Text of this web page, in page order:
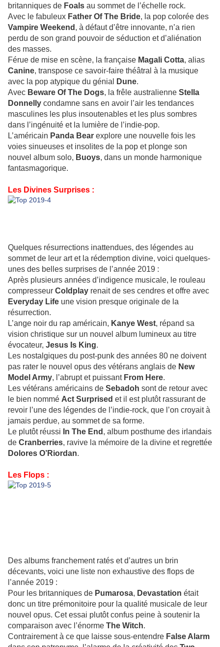
britanniques de Foals au sommet de l’échelle rock.
Avec le fabuleux Father Of The Bride, la pop colorée des
Vampire Weekend , à défaut d’être innovante, n’a rien
perdu de son grand pouvoir de séduction et d’aliénation
des masses.
Férue de mise en scène, la française Magali Cotta, alias
Canine, transpose ce savoir-faire théâtral à la musique
avec la pop atypique du génial
Dune.
Avec Beware Of The Dogs, la frêle australienne Stella
Donnelly condamne sans en avoir l’air les tendances
masculines les plus insoutenables et les plus sombres
dans l’ingénuité et la lumière de l’indie-pop.
L’américain Panda Bear explore une nouvelle fois les
voies sinueuses et insolites de la pop et plonge son
nouvel album solo, Buoys, dans un monde harmonique
fantasmagorique.
Les Divines Surprises :
Quelques résurrections inattendues, des légendes au
sommet de leur art et la rédemption divine, voici quelques-
unes des belles surprises de l’année 2019 :
Après plusieurs années d’indigence musicale, le rouleau
compresseur Coldplay renait de ses cendres et offre avec
Everyday Life une vision presque originale de la
résurrection.
L’ange noir du rap américain, Kanye West, répand sa
vision christique sur un nouvel album lumineux au titre
évocateur, Jesus Is King.
Les nostalgiques du post-punk des années 80 ne doivent
pas rater le nouvel opus des vétérans anglais de New
Model Army, l’abrupt et puissant From Here.
Les vétérans américains de Sebadoh sont de retour avec
le bien nommé Act Surprised et il est plutôt rassurant de
revoir l’une des légendes de l’indie-rock, que l’on croyait à
jamais perdue, au sommet de sa forme.
Le plutôt réussi In The End , album posthume des irlandais
de Cranberries, ravive la mémoire de la divine et regrettée
Dolores O’Riordan.
Les Flops :
Des albums franchement ratés et d’autres un brin
décevants, voici une liste non exhaustive des flops de
l’année 2019 :
Pour les britanniques de Pumarosa, Devastation était
donc un titre prémonitoire pour la qualité musicale de leur
nouvel opus. Cet essai plutôt confus peine à soutenir la
comparaison avec l’énorme The Witch.
Contrairement à ce que laisse sous-entendre False Alarm